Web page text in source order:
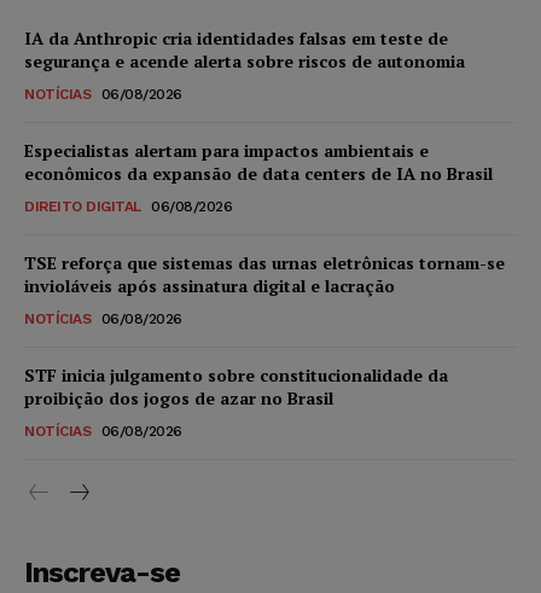
IA da Anthropic cria identidades falsas em teste de
segurança e acende alerta sobre riscos de autonomia
NOTÍCIAS 06/08/2026
Especialistas alertam para impactos ambientais e
econômicos da expansão de data centers de IA no Brasil
DIREITO DIGITAL 06/08/2026
TSE reforça que sistemas das urnas eletrônicas tornam-se
invioláveis após assinatura digital e lacração
NOTÍCIAS 06/08/2026
STF inicia julgamento sobre constitucionalidade da
proibição dos jogos de azar no Brasil
NOTÍCIAS 06/08/2026
Inscreva-se